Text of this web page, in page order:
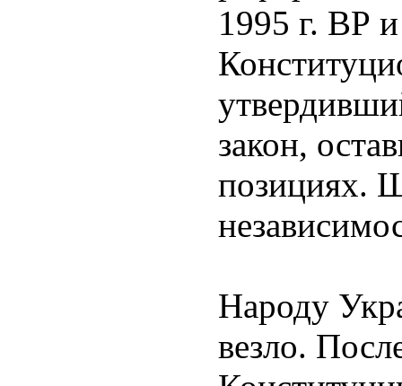
1995 г. ВР
закон,
позициях.
Народу
везло.